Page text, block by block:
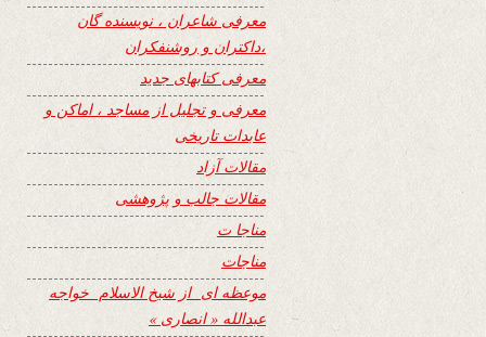
معرفی شاعران ، نویسنده گان
،داکتران و روشنفکران
معرفی کتابهای جدید
معرفی و تجلیل از مساجد ، اماکن و
عابدات تاریخی
مقالات آزاد
مقالات جالب و پژوهشی
مناجا ت
مناجات
موعظه ای از شیخ الاسلام خواجه
عبدالله « انصاری »